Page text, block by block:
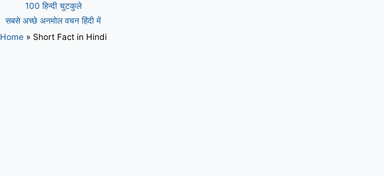
100 हिन्दी चुटकुले
सबसे अच्छे अनमोल वचन हिंदी में
Home » Short Fact in Hindi